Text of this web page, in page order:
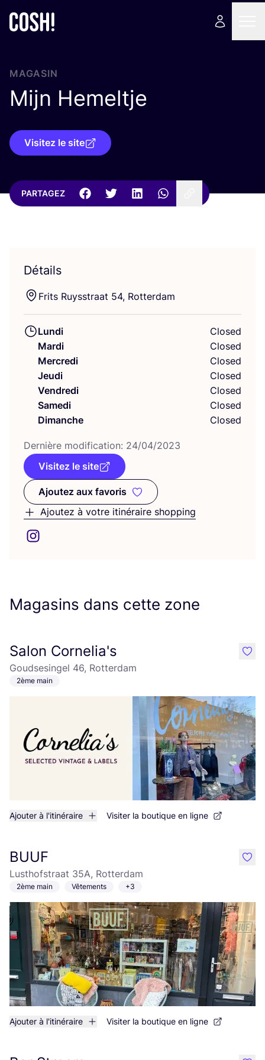
MAGASIN
Mijn Hemeltje
Visitez le site
PARTAGEZ
Détails
Frits Ruyss­traat 54, Rotterdam
Lundi
Closed
Mardi
Closed
Mercredi
Closed
Jeudi
Closed
Vendredi
Closed
Samedi
Closed
Dimanche
Closed
Der­nière modi­fi­ca­tion: 24/04/2023
Visitez le site
Ajoutez aux favoris
Ajoutez aux favoris
Ajoutez à votre itinéraire shopping
Magasins dans cette zone
Salon Cornelia's
Goudsesingel 46, Rotterdam
2ème main
Ajouter à l'itinéraire Visiter la boutique en ligne
like
BUUF
Lusthofstraat 35A, Rotterdam
2ème main Vêtements +3
Ajouter à l'itinéraire Visiter la boutique en ligne
like